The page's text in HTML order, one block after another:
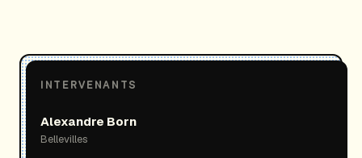
INTERVENANTS
Alexandre Born
Bellevilles